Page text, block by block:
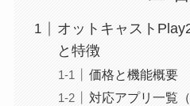
オットキャスト
と特徴
価格と機能概要
対応アプリ一覧